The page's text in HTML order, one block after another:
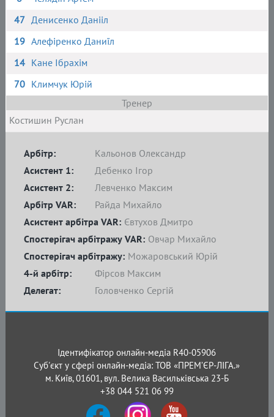
47 Денисенко Данііл
19 Алефіренко Даниїл
14 Кане Ібрахім
70 Климчук Юрій
Тренер
Костишин Руслан
Арбітр:
Кальонов Олександр
Асистент 1:
Дебенко Ігор
Асистент 2:
Левченко Максим
4-й арбітр:
Фірсов Максим
Делегат:
Головченко Сергій
Спостерігач арбітражу: Можаровський Юрій
Арбітр VAR:
Райда Михайло
Асистент арбітра VAR: Євтухов Дмитро
Спостерігач арбітражу VAR: Овчар Михайло
Ідентифікатор онлайн-медіа R40-05906
Суб'єкт у сфері онлайн-медіа: ТОВ «ПРЕМ’ЄР-ЛІГА.»
м. Київ, 01601, вул. Велика Васильківська 23-Б
+38 044 521 06 99